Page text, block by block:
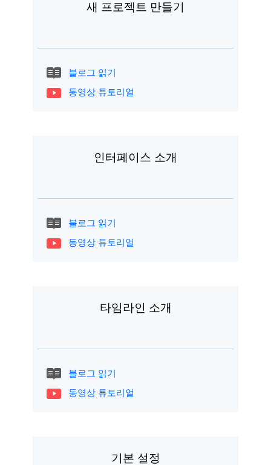
새 프로젝트 만들기
블로그 읽기
동영상 튜토리얼
인터페이스 소개
블로그 읽기
동영상 튜토리얼
타임라인 소개
블로그 읽기
동영상 튜토리얼
기본 설정